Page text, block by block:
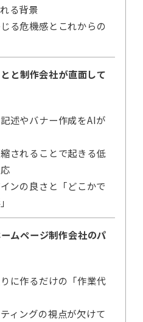
る背景
る危機感とこれからの
と制作会社が直面して
述やバナー作成をAIが
されることで起きる低
ンの良さと「どこかで
ムページ制作会社のパ
に作るだけの「作業代
ィングの視点が欠けて